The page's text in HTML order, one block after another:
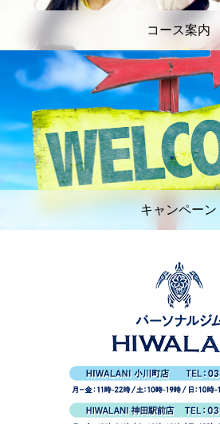
コース案内
キャンペーン